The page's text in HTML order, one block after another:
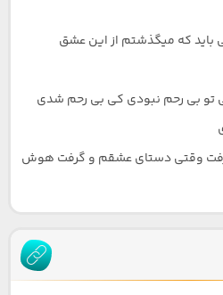
که میگذشتم از این عشق
بی رحم نبودی کی بی رحم شدی
گرفت وقتی دستای عشقم و گرفت هوش